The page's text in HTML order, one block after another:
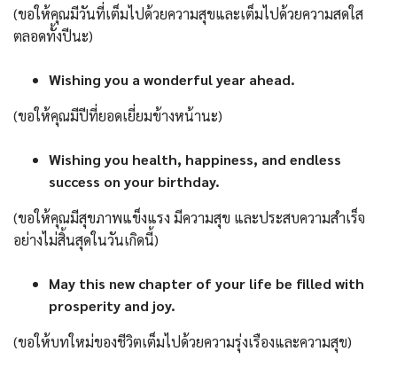
(ขอให้คุณมีวันที่เต็มไปด้วยความสุขและเต็มไปด้วยความสดใส
ตลอดทั้งปีนะ)
Wishing you a wonderful year ahead.
(ขอให้คุณมีปีที่ยอดเยี่ยมข้างหน้านะ)
Wishing you health, happiness, and endless
success on your birthday.
(ขอให้คุณมีสุขภาพแข็งแรง มีความสุข และประสบความสำเร็จ
อย่างไม่สิ้นสุดในวันเกิดนี้)
May this new chapter of your life be filled with
prosperity and joy.
(ขอให้บทใหม่ของชีวิตเต็มไปด้วยความรุ่งเรืองและความสุข)